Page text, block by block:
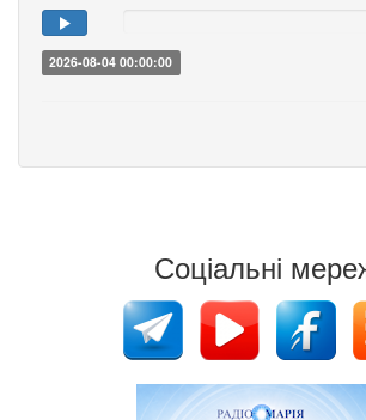
2026-08-04 00:00:00
Соціальні